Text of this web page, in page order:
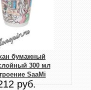
бумажный
300 мл
SaaMi
руб.